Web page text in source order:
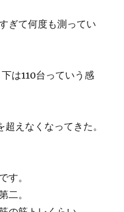
ぎて何度も測ってい
は110台っていう感
えなくなってきた。
す。
二。